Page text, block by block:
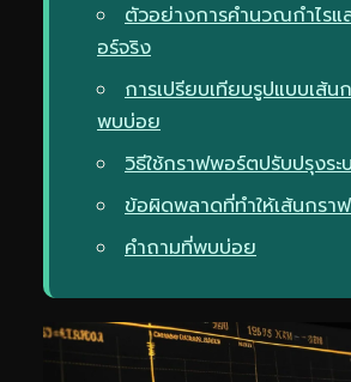
ตัวอย่างการคำนวณกำไรแ
อร์จริง
การเปรียบเทียบรูปแบบเส้
พบบ่อย
วิธีใช้กราฟพอร์ตปรับปรุงระ
ข้อผิดพลาดที่ทำให้เส้นกร
คำถามที่พบบ่อย